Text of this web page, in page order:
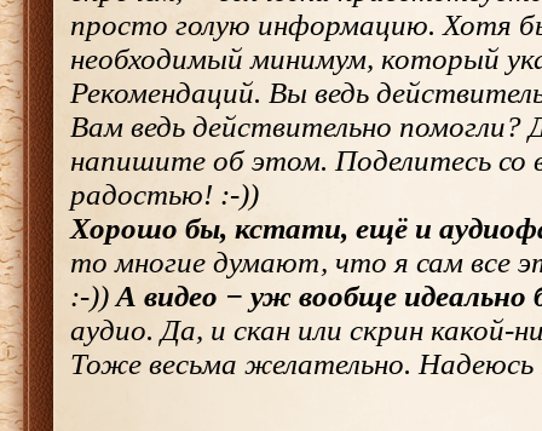
просто голую информацию. Хотя
необходимый минимум, который
Рекомендаций. Вы ведь
Вам ведь действительно помогли?
напишите об этом. Поделитесь со
радостью! :-))
Хорошо бы, кстати, ещё и
то многие думают, что я сам все
:-)) А видео − уж вообще идеально
аудио. Да, и скан или скрин какой-
Тоже весьма желательно. Надеюсь